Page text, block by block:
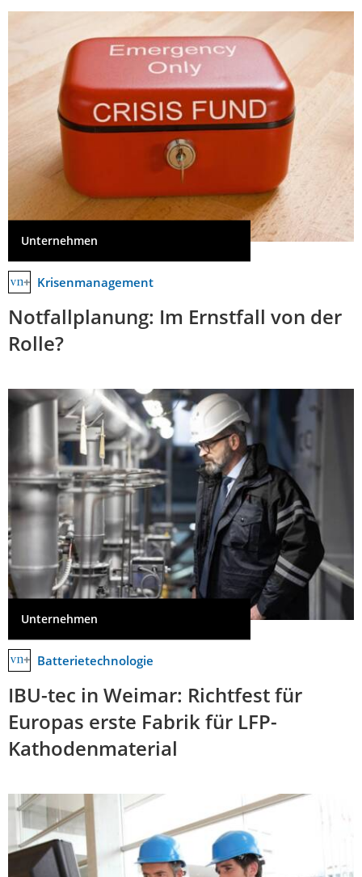
Unternehmen
Krisenmanagement
Notfallplanung: Im Ernstfall von der
Rolle?
Unternehmen
Batterietechnologie
IBU-tec in Weimar: Richtfest für
Europas erste Fabrik für LFP-
Kathodenmaterial